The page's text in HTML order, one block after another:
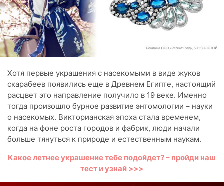
Хотя первые украшения с насекомыми в виде жуков
скарабеев появились еще в Древнем Египте, настоящий
расцвет это направление получило в 19 веке. Именно
тогда произошло бурное развитие энтомологии – науки
о насекомых. Викторианская эпоха стала временем,
когда на фоне роста городов и фабрик, люди начали
больше тянуться к природе и естественным наукам.
Какое летнее украшение тебе подойдет? – пройди наш
тест и узнай >>>